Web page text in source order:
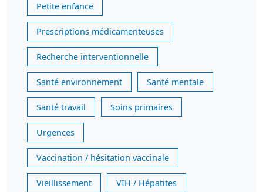
Petite enfance
Prescriptions médicamenteuses
Recherche interventionnelle
Santé environnement Santé mentale
Santé travail Soins primaires
Urgences
Vaccination / hésitation vaccinale
Vieillissement VIH / Hépatites